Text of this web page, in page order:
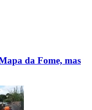
da Fome, mas